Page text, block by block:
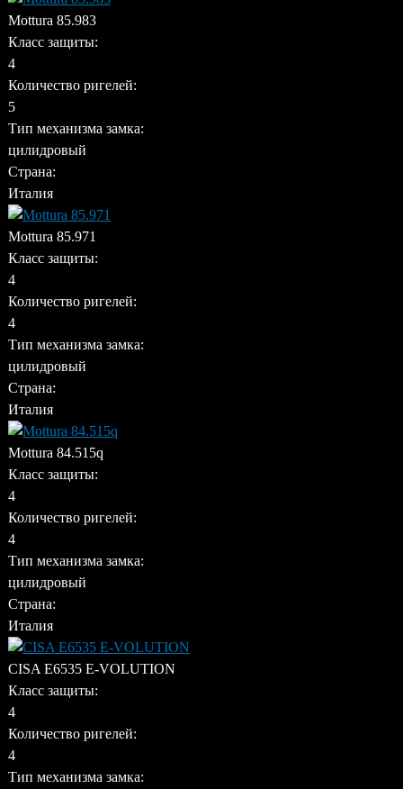
Mottura 85.983
Класс защиты:
4
Количество ригелей:
5
Тип механизма замка:
цилидровый
Страна:
Италия
Mottura 85.971
Класс защиты:
4
Количество ригелей:
4
Тип механизма замка:
цилидровый
Страна:
Италия
Mottura 84.515q
Класс защиты:
4
Количество ригелей:
4
Тип механизма замка:
цилидровый
Страна:
Италия
CISA E6535 E-VOLUTION
Класс защиты:
4
Количество ригелей:
4
Тип механизма замка: